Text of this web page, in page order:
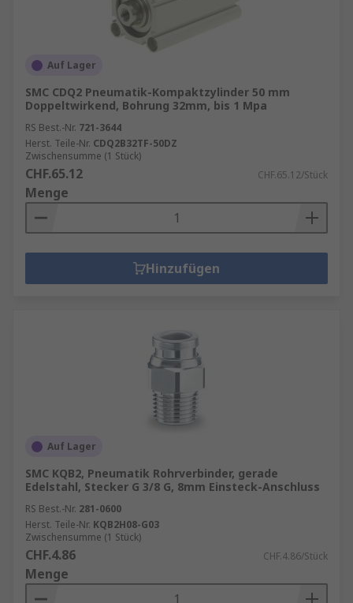
Auf Lager
SMC CDQ2 Pneumatik-Kompaktzylinder 50 mm
Doppeltwirkend, Bohrung 32mm, bis 1 Mpa
RS Best.-Nr. 721-3644
Herst. Teile-Nr. CDQ2B32TF-50DZ
Zwischensumme (1 Stück)
CHF.65.12 CHF.65.12/Stück
Menge
Hinzufügen
Auf Lager
SMC KQB2, Pneumatik Rohrverbinder, gerade
Edelstahl, Stecker G 3/8 G, 8mm Einsteck-Anschluss
RS Best.-Nr. 281-0600
Herst. Teile-Nr. KQB2H08-G03
Zwischensumme (1 Stück)
CHF.4.86 CHF.4.86/Stück
Menge